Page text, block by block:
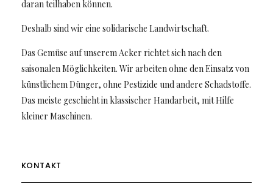
daran teilhaben können.
Deshalb sind wir eine solidarische Landwirtschaft.
Das Gemüse auf unserem Acker richtet sich nach den
saisonalen Möglichkeiten. Wir arbeiten ohne den Einsatz von
künstlichem Dünger, ohne Pestizide und andere Schadstoffe.
Das meiste geschieht in klassischer Handarbeit, mit Hilfe
kleiner Maschinen.
KONTAKT